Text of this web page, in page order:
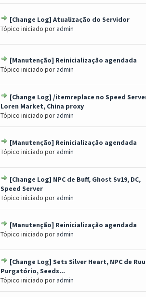
[Change Log] Atualização do Servidor
Tópico iniciado poradmin
[Manutenção] Reinicialização agendada
Tópico iniciado poradmin
[Change Log] /itemreplace no Speed
Loren Market, China proxy
Tópico iniciado poradmin
[Manutenção] Reinicialização agendada
Tópico iniciado poradmin
[Change Log] NPC de Buff, Ghost Sv19, DC,
Speed Server
Tópico iniciado poradmin
[Manutenção] Reinicialização agendada
Tópico iniciado poradmin
[Change Log] Sets Silver Heart, NPC de
Purgatório, Seeds...
Tópico iniciado poradmin